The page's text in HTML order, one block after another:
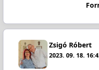
Zsigó Róbert
2023. 09. 18.